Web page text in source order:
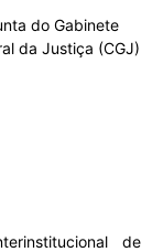
do Gabinete
da Justiça (CGJ)
de